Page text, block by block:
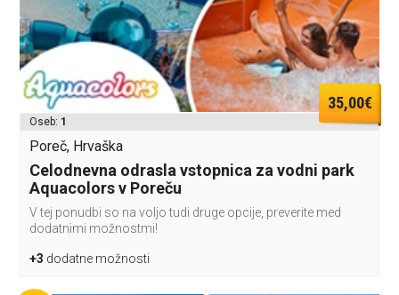
35,00€
Oseb: 1
Poreč, Hrvaška
Celodnevna odrasla vstopnica za vodni park
Aquacolors v Poreču
V tej ponudbi so na voljo tudi druge opcije, preverite med
dodatnimi možnostmi!
+3 dodatne možnosti